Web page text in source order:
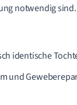
notwendig sind.
identische
und